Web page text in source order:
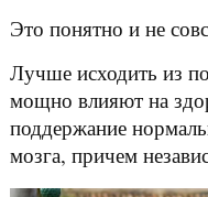
Это понятно и не
Лучше исходить из
мощно влияют на
поддержание
мозга, причем